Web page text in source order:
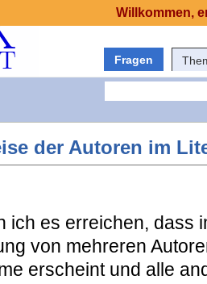
Fragen
der Autoren im
ich es erreichen, dass
von mehreren
erscheint und alle
Willkommen,